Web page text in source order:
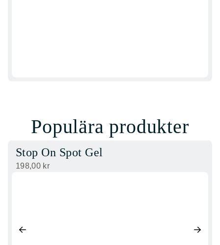
Populära produkter
Stop On Spot Gel
198,00 kr